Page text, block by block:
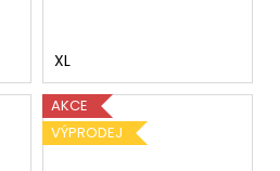
XL
AKCE
VÝPRODEJ